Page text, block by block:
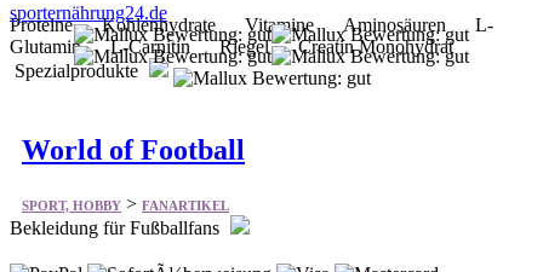
Proteine Kohlenhydrate Vitamine Aminosäuren L-
Glutamin L-Carnitin Riegel Creatin Monohydrat
Spezialprodukte
sporternährung24.de
World of Football
SPORT, HOBBY > FANARTIKEL
Bekleidung für Fußballfans